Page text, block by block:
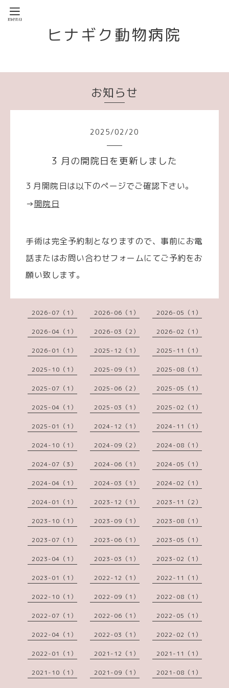
ヒナギク動物病院
お知らせ
2025/02/20
3 月の開院日を更新しました
3 月開院日は以下のページでご確認下さい。
→開院日
手術は完全予約制となりますので、事前にお電
話またはお問い合わせフォームにてご予約をお
願い致します。
2026-07（1） 2026-06（1） 2026-05（1）
2026-04（1） 2026-03（2） 2026-02（1）
2026-01（1） 2025-12（1） 2025-11（1）
2025-10（1） 2025-09（1） 2025-08（1）
2025-07（1） 2025-06（2） 2025-05（1）
2025-04（1） 2025-03（1） 2025-02（1）
2025-01（1） 2024-12（1） 2024-11（1）
2024-10（1） 2024-09（2） 2024-08（1）
2024-07（3） 2024-06（1） 2024-05（1）
2024-04（1） 2024-03（1） 2024-02（1）
2024-01（1） 2023-12（1） 2023-11（2）
2023-10（1） 2023-09（1） 2023-08（1）
2023-07（1） 2023-06（1） 2023-05（1）
2023-04（1） 2023-03（1） 2023-02（1）
2023-01（1） 2022-12（1） 2022-11（1）
2022-10（1） 2022-09（1） 2022-08（1）
2022-07（1） 2022-06（1） 2022-05（1）
2022-04（1） 2022-03（1） 2022-02（1）
2022-01（1） 2021-12（1） 2021-11（1）
2021-10（1） 2021-09（1） 2021-08（1）